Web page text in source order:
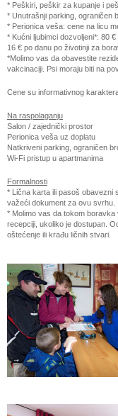
* Peškiri, peškir za kupanje i
* Unutrašnji parking, ograničen
* Perionica veša: cene na licu
* Kućni ljubimci dozvoljeni*: 80
16 € po danu po životinji za
*Molimo vas da obavestite
vakcinaciji. Psi moraju biti na
Cene su informativnog
Na raspolaganju
Salon / zajednički prostor
Perionica veša uz doplatu
Natkriveni parking, ograničen
Wi-Fi pristup u apartmanima
Formalnosti
* Lična karta ili pasoš obavezni
važeći dokument za ovu svrhu.
* Molimo vas da tokom
recepciji, ukoliko je dostupan.
oštećenje ili krađu ličnih stvari.